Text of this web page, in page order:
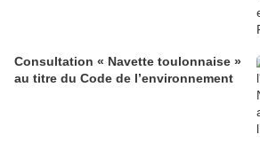
Consultation « Navette toulonnaise »
au titre du Code de l’environnement